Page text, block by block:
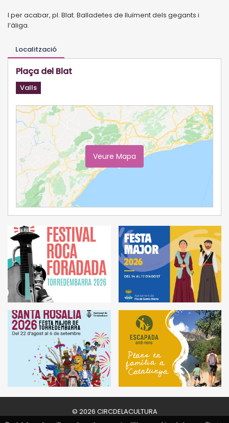
I per acabar, pl. Blat. Balladetes de lluïment dels gegants i
l’àliga.
Localització
Plaça del Blat
Valls
Veure Mapa
© 2026 CIRCDELACULTURA